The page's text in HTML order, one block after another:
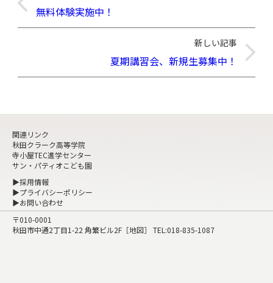
無料体験実施中！
新しい記事
夏期講習会、新規生募集中！
関連リンク
秋田クラーク高等学院
寺小屋TEC進学センター
サン・パティオこども園
▶採用情報
▶プライバシーポリシー
▶お問い合わせ
〒010-0001
秋田市中通2丁目1-22 角繁ビル2F［地図］ TEL:018-835-1087